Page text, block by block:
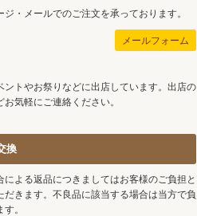
ジ・メールでのご注文を承っております。
メールフォーム
ントやお祭りなどに出店しています。出店の
お気軽にご連絡ください。
換
による返品につきましてはお客様のご負担と
だきます。不良品に該当する場合は当方で負
。